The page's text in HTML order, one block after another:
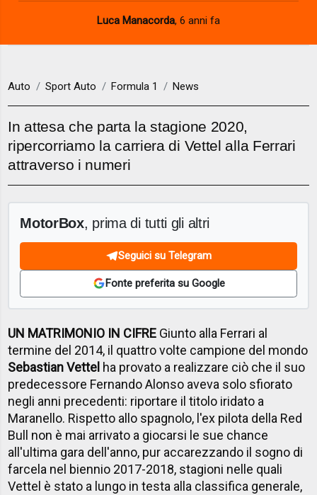
Luca Manacorda, 6 anni fa
Auto Sport Auto Formula 1 News
In attesa che parta la stagione 2020,
ripercorriamo la carriera di Vettel alla Ferrari
attraverso i numeri
MotorBox, prima di tutti gli altri
Seguici su Telegram
Fonte preferita su Google
UN MATRIMONIO IN CIFRE Giunto alla Ferrari al
termine del 2014, il quattro volte campione del mondo
Sebastian Vettel ha provato a realizzare ciò che il suo
predecessore Fernando Alonso aveva solo sfiorato
negli anni precedenti: riportare il titolo iridato a
Maranello. Rispetto allo spagnolo, l'ex pilota della Red
Bull non è mai arrivato a giocarsi le sue chance
all'ultima gara dell'anno, pur accarezzando il sogno di
farcela nel biennio 2017-2018, stagioni nelle quali
Vettel è stato a lungo in testa alla classifica generale,